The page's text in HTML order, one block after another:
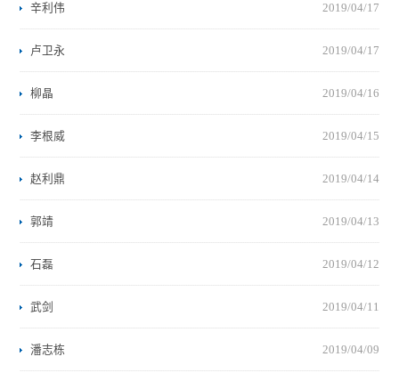
辛利伟 2019/04/17
卢卫永 2019/04/17
柳晶 2019/04/16
李根威 2019/04/15
赵利鼎 2019/04/14
郭靖 2019/04/13
石磊 2019/04/12
武剑 2019/04/11
潘志栋 2019/04/09